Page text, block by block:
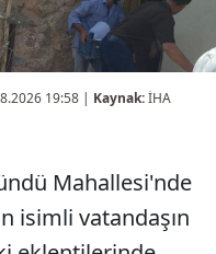
19:58 | Kaynak:İHA
Mahallesi'nde
isimli vatandaşın